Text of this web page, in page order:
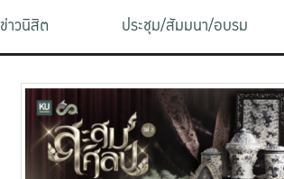
ข่าวนิสิต ประชุม/สัมมนา/อบรม